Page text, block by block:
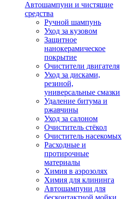
Автошампуни и чистящие
средства
Ручной шампунь
Уход за кузовом
Защитное
нанокерамическое
покрытие
Очистители двигателя
Уход за дисками,
резиной,
универсальные смазки
Удаление битума и
ржавчины
Уход за салоном
Очиститель стёкол
Очиститель насекомых
Расходные и
протирочные
материалы
Химия в аэрозолях
Химия для клининга
Автошампуни для
бесконтактной мойки